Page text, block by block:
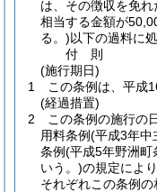
は、その徴収を免
相当する金額が
る。)以下の過料に処
付 則
(施行期日)
1
この条例は、平成
(経過措置)
2
この条例の施行の
用料条例(平成3年中
条例(平成5年野洲町
いう。)の規定によ
それぞれこの条例